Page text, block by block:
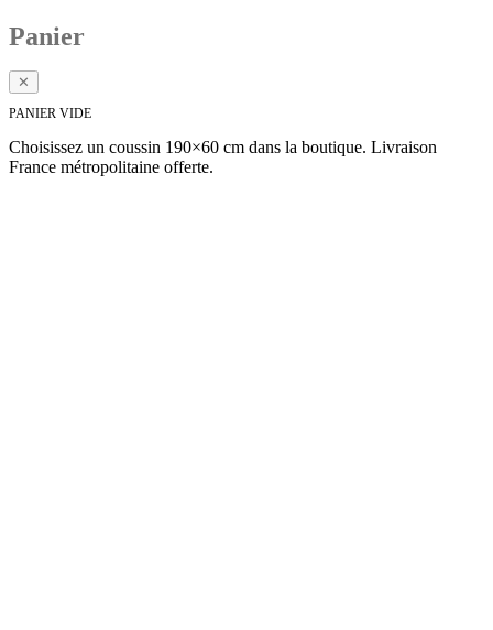
Panier
✕
PANIER VIDE
Choisissez un coussin 190×60 cm dans la boutique. Livraison
France métropolitaine offerte.